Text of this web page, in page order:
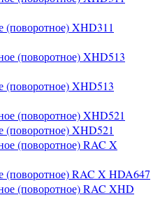
(поворотное) XHD311
(поворотное) XHD513
(поворотное) XHD521
(поворотное) RAC X HDA647